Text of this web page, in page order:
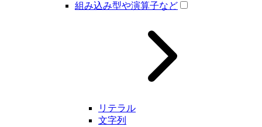
組み込み型や演算子など
リテラル
文字列